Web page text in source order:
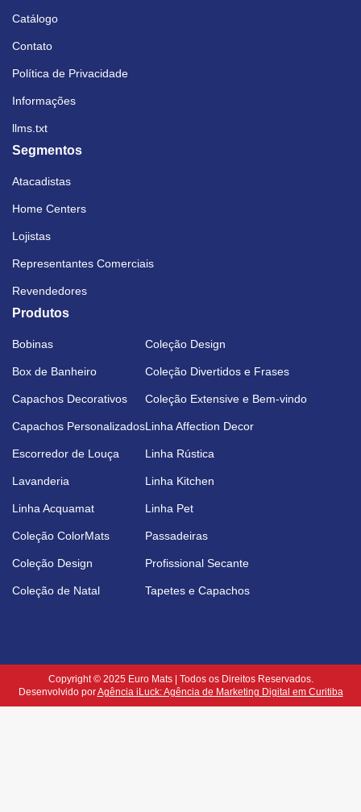
Catálogo
Contato
Política de Privacidade
Informações
llms.txt
Segmentos
Atacadistas
Home Centers
Lojistas
Representantes Comerciais
Revendedores
Produtos
Bobinas
Box de Banheiro
Capachos Decorativos
Capachos Personalizados
Escorredor de Louça
Lavanderia
Linha Acquamat
Coleção ColorMats
Coleção Design
Coleção de Natal
Coleção Design
Coleção Divertidos e Frases
Coleção Extensive e Bem-vindo
Linha Affection Decor
Linha Rústica
Linha Kitchen
Linha Pet
Passadeiras
Profissional Secante
Tapetes e Capachos
Copyright © 2025 Euro Mats | Todos os Direitos Reservados.
Desenvolvido porAgência iLuck: Agência de Marketing Digital em Curitiba